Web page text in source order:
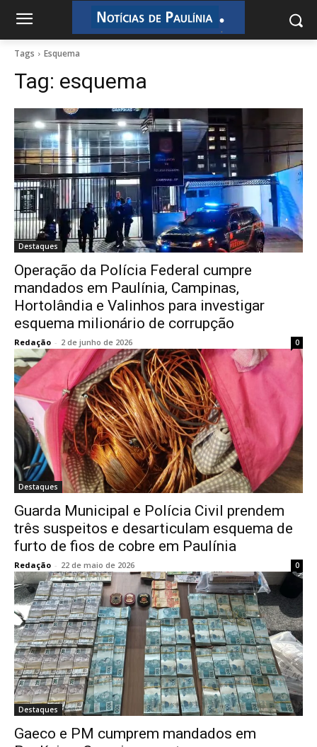
.
.
Tags Esquema
Tag: esquema
Destaques
Operação da Polícia Federal cumpre
mandados em Paulínia, Campinas,
Hortolândia e Valinhos para investigar
esquema milionário de corrupção
Redação - 2 de junho de 2026 0
Destaques
Guarda Municipal e Polícia Civil prendem
três suspeitos e desarticulam esquema de
furto de fios de cobre em Paulínia
Redação - 22 de maio de 2026 0
Destaques
Gaeco e PM cumprem mandados em